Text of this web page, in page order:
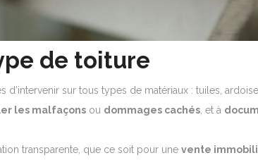
de toiture
d’intervenir sur tous types de matériaux : tuiles,
les malfaçons ou dommages cachés , et à
transparente, que ce soit pour une vente